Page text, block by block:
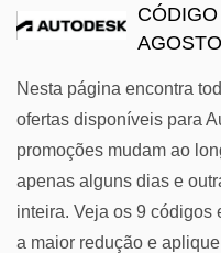
Nesta página encontra
ofertas disponíveis para
promoções mudam ao
apenas alguns dias e
inteira. Veja os 9 códigos
a maior redução e